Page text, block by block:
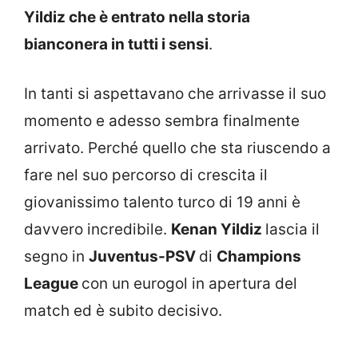
Yildiz che è entrato nella storia
bianconera in tutti i sensi.
In tanti si aspettavano che arrivasse il suo
momento e adesso sembra finalmente
arrivato. Perché quello che sta riuscendo a
fare nel suo percorso di crescita il
giovanissimo talento turco di 19 anni è
davvero incredibile. Kenan Yildiz lascia il
segno in Juventus-PSV di Champions
League con un eurogol in apertura del
match ed è subito decisivo.